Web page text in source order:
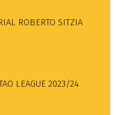
ROBERTO SITZIA
LEAGUE 2023/24